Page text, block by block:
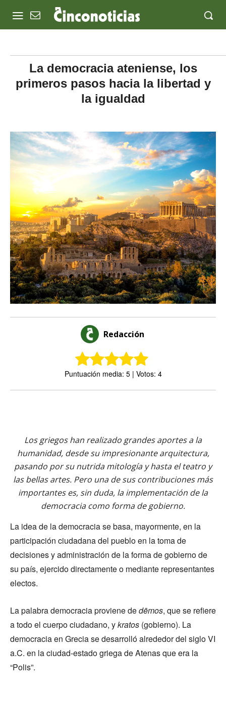
La democracia ateniense, los
primeros pasos hacia la libertad y
la igualdad
Redacción
Puntuación media: 5 | Votos: 4
Los griegos han realizado grandes aportes a la
humanidad, desde su impresionante arquitectura,
pasando por su nutrida mitología y hasta el teatro y
las bellas artes. Pero una de sus contribuciones más
importantes es, sin duda, la implementación de la
democracia como forma de gobierno.
La idea de la democracia se basa, mayormente, en la
participación ciudadana del pueblo en la toma de
decisiones y administración de la forma de gobierno de
su país, ejercido directamente o mediante representantes
electos.
La palabra democracia proviene dedēmos, que se refiere
a todo el cuerpo ciudadano, ykratos (gobierno). La
democracia en Grecia se desarrolló alrededor del siglo VI
a.C. en la ciudad-estado griega de Atenas que era la
“Polis”.